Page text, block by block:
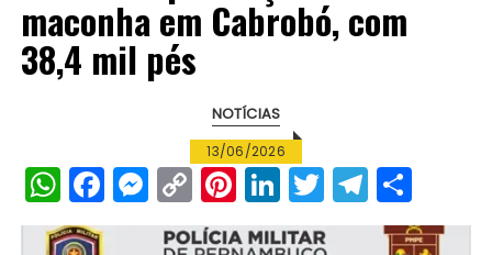
maconha em Cabrobó, com
38,4 mil pés
NOTÍCIAS
13/06/2026
W
h
F
a
M
e
C
o
Pi
n
Li
n
T
w
T
el h